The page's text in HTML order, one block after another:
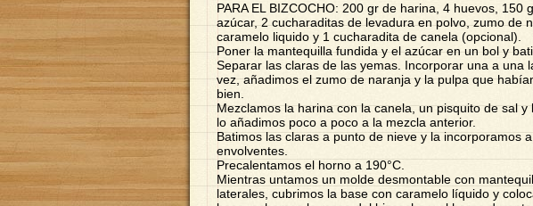
PARA EL BIZCOCHO: 200 gr de harina, 4 huevos, 150
azúcar, 2 cucharaditas de levadura en polvo, zumo de
caramelo liquido y 1 cucharadita de canela (opcional).
Poner la mantequilla fundida y el azúcar en un bol y
Separar las claras de las yemas. Incorporar una a una
vez, añadimos el zumo de naranja y la pulpa que
bien.
Mezclamos la harina con la canela, un pisquito de sal
lo añadimos poco a poco a la mezcla anterior.
Batimos las claras a punto de nieve y la incorporamos
envolventes.
Precalentamos el horno a 190°C.
Mientras untamos un molde desmontable con
laterales, cubrimos la base con caramelo líquido y